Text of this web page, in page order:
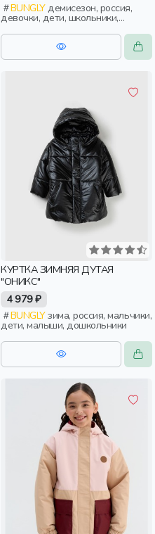
BUNGLYдемисезон, россия,
девочки, дети, школьники,
КУРТКА ЗИМНЯЯ ДУТАЯ
"ОНИКС"
4 979 ₽
BUNGLYзима, россия, мальчики,
дети, малыши, дошкольники